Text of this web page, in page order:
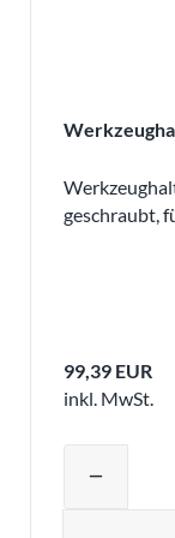
geschraubt,
99,39 EUR
inkl. MwSt.
remove